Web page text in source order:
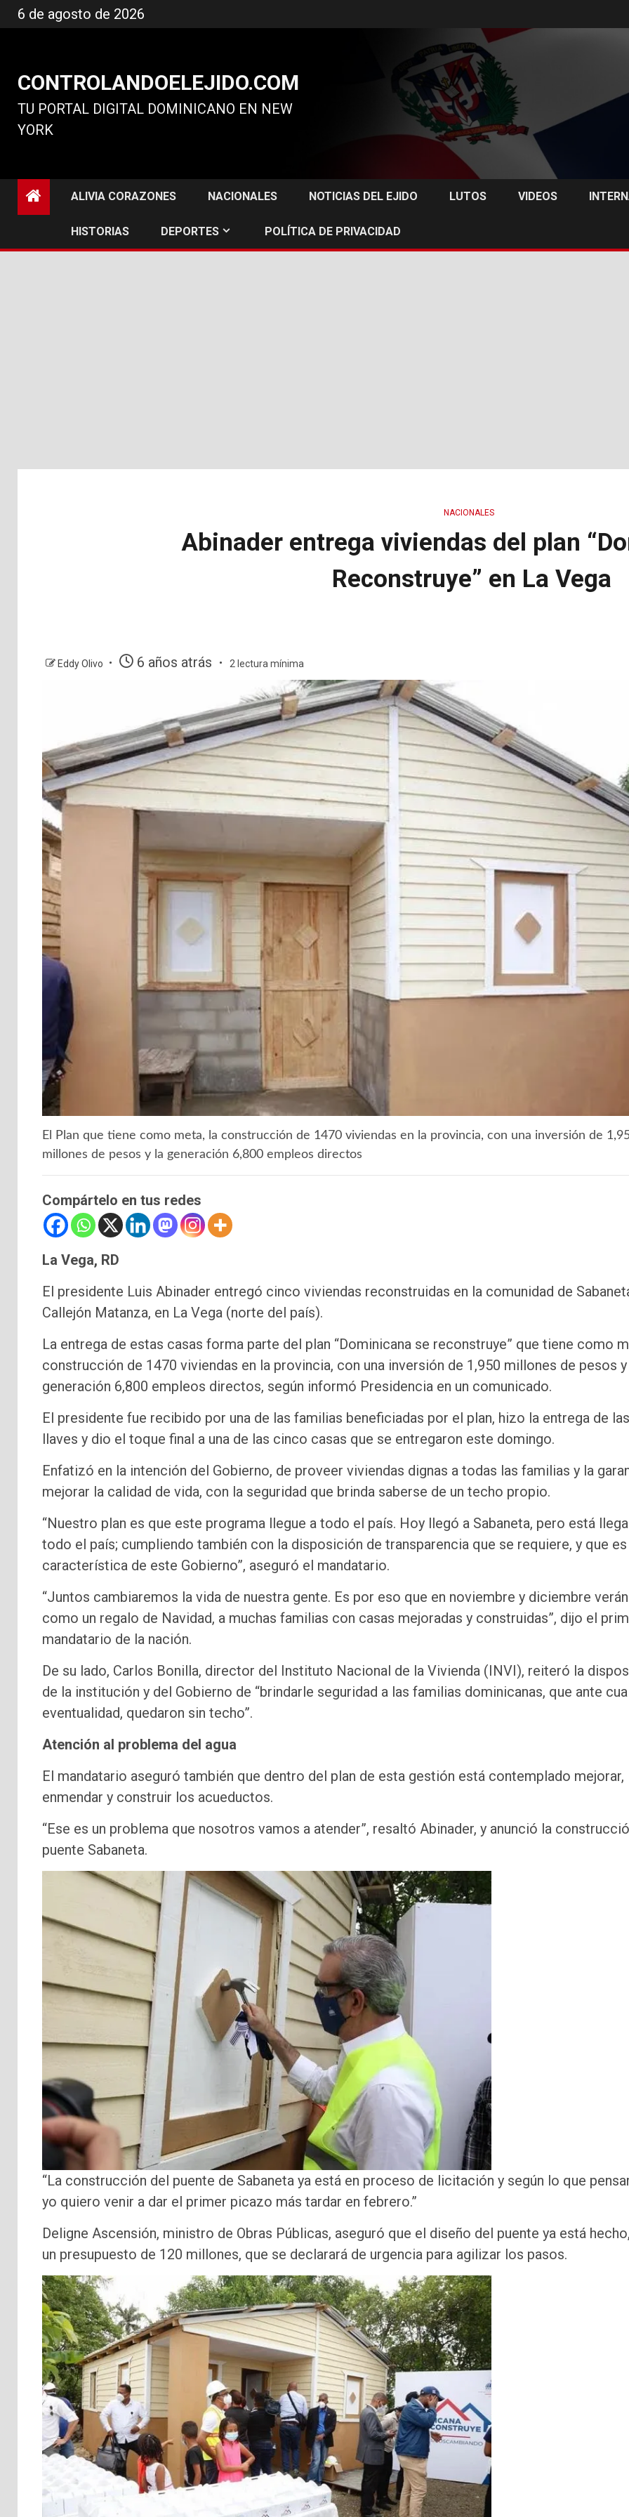
al
6 de agosto de 2026
CONTROLANDOELEJIDO.COM
TU PORTAL DIGITAL DOMINICANO EN NEW
YORK
ALIVIA CORAZONES NACIONALES NOTICIAS DEL EJIDO LUTOS VIDEOS
HISTORIAS DEPORTES POLÍTICA DE PRIVACIDAD
NACIONALES
Abinader entrega viviendas del plan
Reconstruye” en La Vega
Eddy Olivo 6 años atrás 2 lectura mínima
El Plan que tiene como meta, la construcción de 1470 viviendas en la provincia, con una inversión de
millones de pesos y la generación 6,800 empleos directos
Compártelo en tus redes
La Vega, RD
El presidente Luis Abinader entregó cinco viviendas reconstruidas en la comunidad de
Callejón Matanza, en La Vega (norte del país).
La entrega de estas casas forma parte del plan “Dominicana se reconstruye” que tiene como
construcción de 1470 viviendas en la provincia, con una inversión de 1,950 millones de pesos
generación 6,800 empleos directos, según informó Presidencia en un comunicado.
El presidente fue recibido por una de las familias beneficiadas por el plan, hizo la entrega de las
llaves y dio el toque final a una de las cinco casas que se entregaron este domingo.
Enfatizó en la intención del Gobierno, de proveer viviendas dignas a todas las familias y la
mejorar la calidad de vida, con la seguridad que brinda saberse de un techo propio.
“Nuestro plan es que este programa llegue a todo el país. Hoy llegó a Sabaneta, pero está
todo el país; cumpliendo también con la disposición de transparencia que se requiere, y que es
característica de este Gobierno”, aseguró el mandatario.
“Juntos cambiaremos la vida de nuestra gente. Es por eso que en noviembre y diciembre verán
como un regalo de Navidad, a muchas familias con casas mejoradas y construidas”, dijo el
mandatario de la nación.
De su lado, Carlos Bonilla, director del Instituto Nacional de la Vivienda (INVI), reiteró la
de la institución y del Gobierno de “brindarle seguridad a las familias dominicanas, que ante
eventualidad, quedaron sin techo”.
Atención al problema del agua
El mandatario aseguró también que dentro del plan de esta gestión está contemplado mejorar,
enmendar y construir los acueductos.
“Ese es un problema que nosotros vamos a atender”, resaltó Abinader, y anunció la
puente Sabaneta.
“La construcción del puente de Sabaneta ya está en proceso de licitación y según lo que
yo quiero venir a dar el primer picazo más tardar en febrero.”
Deligne Ascensión, ministro de Obras Públicas, aseguró que el diseño del puente ya está
un presupuesto de 120 millones, que se declarará de urgencia para agilizar los pasos.